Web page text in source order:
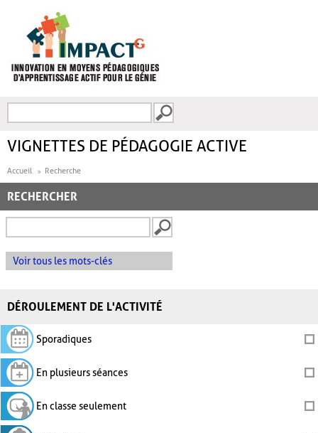
FORMULAIRE DE
VIGNETTES DE PÉDAGOGIE ACTIVE
Accueil Recherche
RECHERCHER
Voir tous les mots-clés
DÉROULEMENT DE L'ACTIVITÉ
Sporadiques
En plusieurs séances
En classe seulement